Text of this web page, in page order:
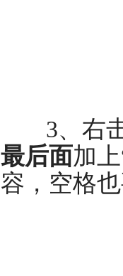
3、右
最后面加
容，空格